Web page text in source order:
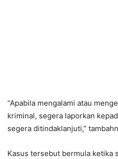
“Apabila mengalami atau
kriminal, segera laporkan
segera ditindaklanjuti,”
Kasus tersebut bermula ketika